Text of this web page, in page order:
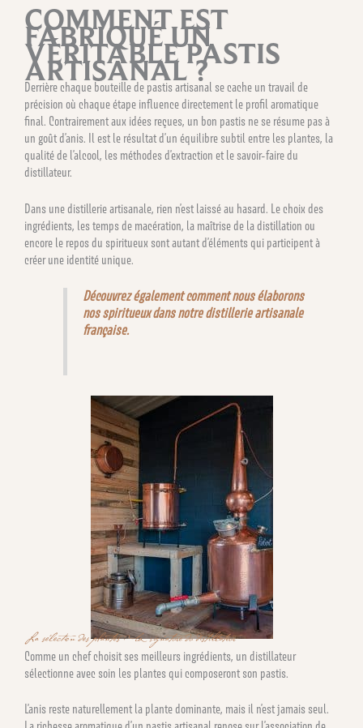
COMMENT EST
FABRIQUÉ UN
VÉRITABLE PASTIS
ARTISANAL ?
Derrière chaque bouteille de pastis artisanal se cache un travail de
précision où chaque étape influence directement le profil aromatique
final. Contrairement aux idées reçues, un bon pastis ne se résume pas à
un goût d’anis. Il est le résultat d’un équilibre subtil entre les plantes, la
qualité de l’alcool, les méthodes d’extraction et le savoir-faire du
distillateur.
Dans une distillerie artisanale, rien n’est laissé au hasard. Le choix des
ingrédients, les temps de macération, la maîtrise de la distillation ou
encore le repos du spiritueux sont autant d’éléments qui participent à
créer une identité unique.
Découvrez également comment nous élaborons
nos spiritueux dans notre distillerie artisanale
française.
La sélection des plantes : la signature du distillateur
Comme un chef choisit ses meilleurs ingrédients, un distillateur
sélectionne avec soin les plantes qui composeront son pastis.
L’anis reste naturellement la plante dominante, mais il n’est jamais seul.